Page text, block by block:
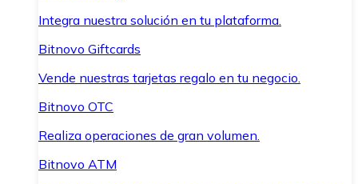
Integra nuestra solución en tu plataforma.
Bitnovo Giftcards
Vende nuestras tarjetas regalo en tu negocio.
Bitnovo OTC
Realiza operaciones de gran volumen.
Bitnovo ATM